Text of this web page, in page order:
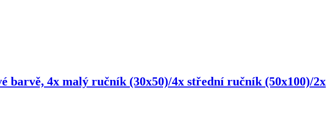
barvě, 4x malý ručník (30x50)/4x střední ručník (50x100)/2x